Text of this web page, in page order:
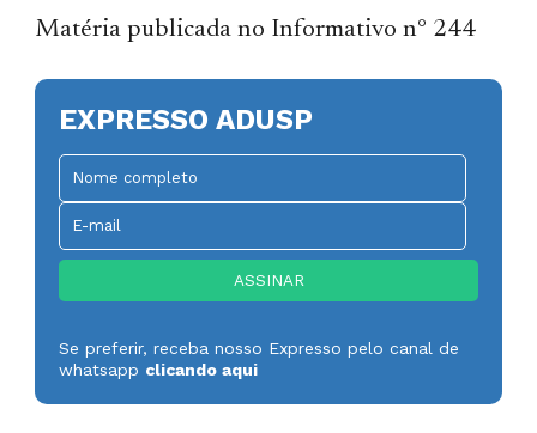
Matéria publicada no Informativo n° 244
EXPRESSO ADUSP
Se preferir, receba nosso Expresso pelo canal de
whatsapp clicando aqui